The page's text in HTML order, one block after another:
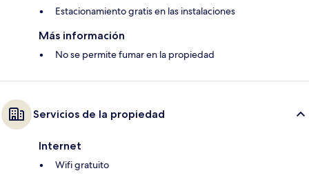
Estacionamiento gratis en las instalaciones
Más información
No se permite fumar en la propiedad
Servicios de la propiedad
Internet
Wifi gratuito